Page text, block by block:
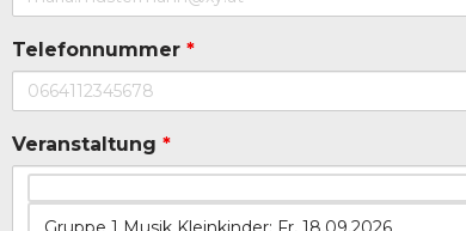
Telefonnummer *
Veranstaltung *